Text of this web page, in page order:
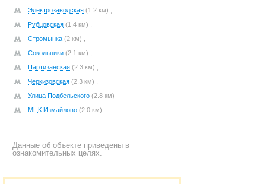
Электрозаводская (1.2 км) ,
Рубцовская (1.4 км) ,
Стромынка (2 км) ,
Сокольники (2.1 км) ,
Партизанская (2.3 км) ,
Черкизовская (2.3 км) ,
Улица Подбельского (2.8 км)
МЦК Измайлово (2.0 км)
Данные об объекте приведены в
ознакомительных целях.